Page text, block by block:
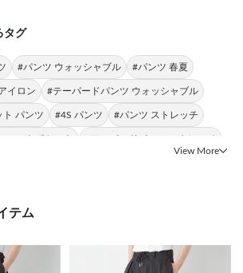
タグ
#パンツ ウォッシャブル #パンツ 春夏
イロン #テーパードパンツ ウォッシャブル
ト パンツ #4S パンツ #パンツ ストレッチ
View More
テム